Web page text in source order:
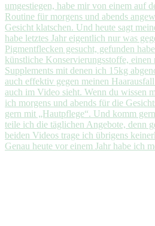
Genau heute vor einem Jahr habe ich